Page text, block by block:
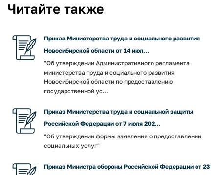
Читайте также
Приказ Министерства труда и социального развития
Новосибирской области от 14 июл...
"Об утверждении Административного регламента
министерства труда и социального развития
Новосибирской области по предоставлению
государственной ус...
Приказ Министерства труда и социальной защиты
Российской Федерации от 7 июля 202...
"Об утверждении формы заявления о предоставлении
социальных услуг"
Приказ Министра обороны Российской Федерации от 23